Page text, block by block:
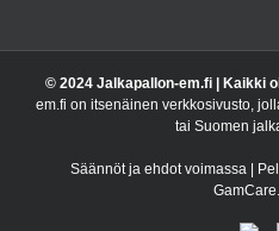
© 2024 Jalkapallon-em.fi | Kaikki
em.fi on itsenäinen verkkosivusto,
tai Suomen
Säännöt ja ehdot voimassa |